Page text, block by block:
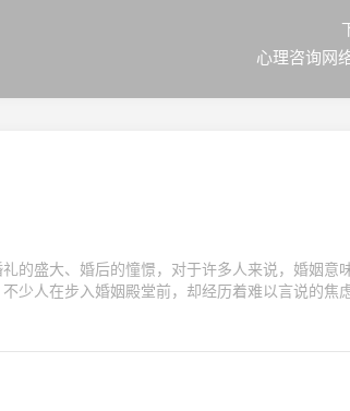
心理咨询网
的盛大、婚后的憧憬，对于许多人来说，婚姻意
少人在步入婚姻殿堂前，却经历着难以言说的焦